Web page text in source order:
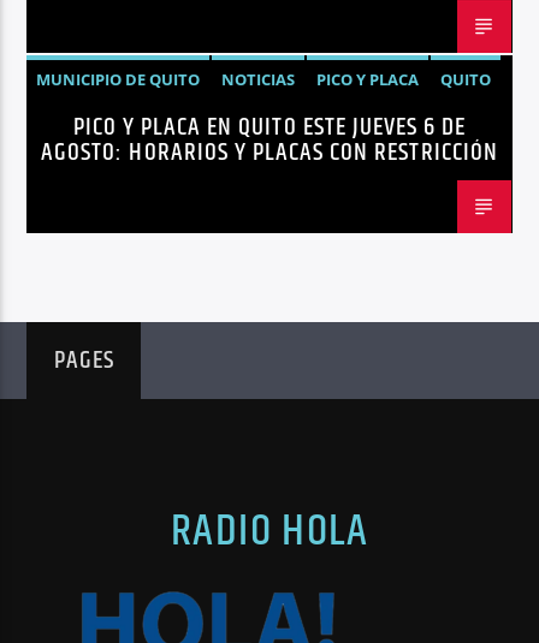
MUNICIPIO DE QUITO NOTICIAS PICO Y PLACA QUITO
PICO Y PLACA EN QUITO ESTE JUEVES 6 DE
AGOSTO: HORARIOS Y PLACAS CON RESTRICCIÓN
PAGES
RADIO HOLA